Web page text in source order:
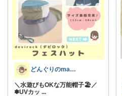
どんぐりのmama☆子育てグッズ
＼水遊びもOKな万能帽子🏖️／
✽UVカッ ...